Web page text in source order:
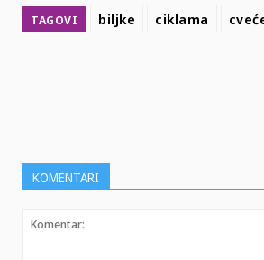
TAGOVI biljke ciklama
KOMENTARI